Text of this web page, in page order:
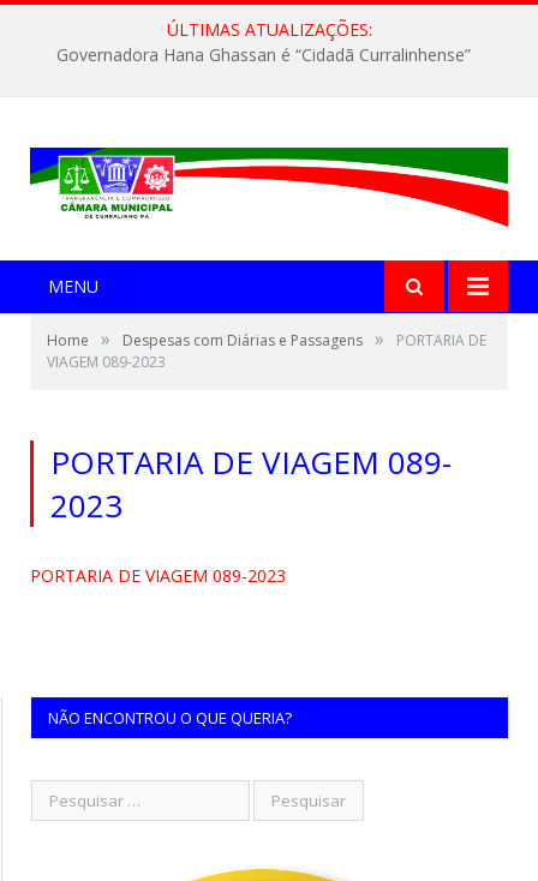
ÚLTIMAS ATUALIZAÇÕES:
Governadora Hana Ghassan é “Cidadã Curralinhense”
MENU
Home » Despesas com Diárias e Passagens »
PORTARIA DE
VIAGEM 089-2023
PORTARIA DE VIAGEM 089-
2023
PORTARIA DE VIAGEM 089-2023
NÃO ENCONTROU O QUE QUERIA?